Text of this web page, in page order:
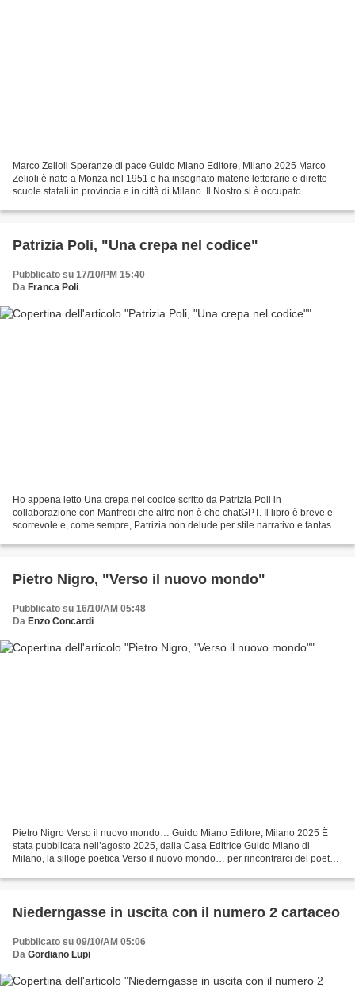
Marco Zelioli Speranze di pace Guido Miano Editore, Milano 2025 Marco
Zelioli è nato a Monza nel 1951 e ha insegnato materie letterarie e diretto
scuole statali in provincia e in città di Milano. Il Nostro si è occupato
Patrizia Poli, "Una crepa nel codice"
Pubblicato su 17/10/PM 15:40
Da Franca Poli
Ho appena letto Una crepa nel codice scritto da Patrizia Poli in
collaborazione con Manfredi che altro non è che chatGPT. Il libro è breve e
scorrevole e, come sempre, Patrizia non delude per stile narrativo e fantasia.
Pietro Nigro, "Verso il nuovo mondo"
Pubblicato su 16/10/AM 05:48
Da Enzo Concardi
Pietro Nigro Verso il nuovo mondo… Guido Miano Editore, Milano 2025 È
stata pubblicata nell’agosto 2025, dalla Casa Editrice Guido Miano di
Milano, la silloge poetica Verso il nuovo mondo… per rincontrarci del poeta
Niederngasse in uscita con il numero 2 cartaceo
Pubblicato su 09/10/AM 05:06
Da Gordiano Lupi